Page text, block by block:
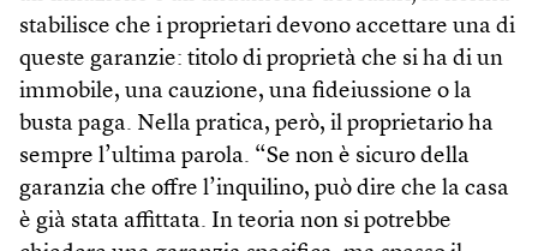
stabilisce che i proprietari devono accettare una di
queste garanzie: titolo di proprietà che si ha di un
immobile, una cauzione, una fideiussione o la
busta paga. Nella pratica, però, il proprietario ha
sempre l’ultima parola. “Se non è sicuro della
garanzia che offre l’inquilino, può dire che la casa
è già stata affittata. In teoria non si potrebbe